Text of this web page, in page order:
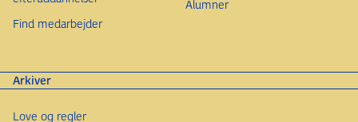
Find medarbejder
Alumner
Arkiver
Love og regler